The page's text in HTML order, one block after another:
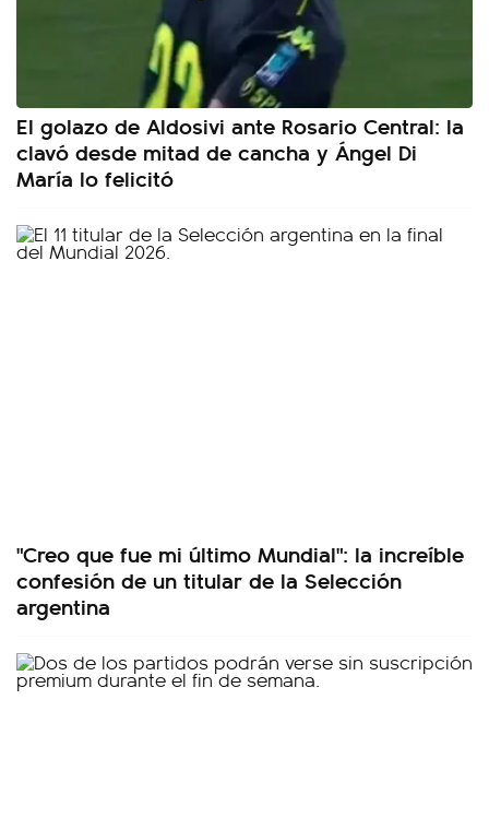
El golazo de Aldosivi ante Rosario Central: la
clavó desde mitad de cancha y Ángel Di
María lo felicitó
"Creo que fue mi último Mundial": la increíble
confesión de un titular de la Selección
argentina